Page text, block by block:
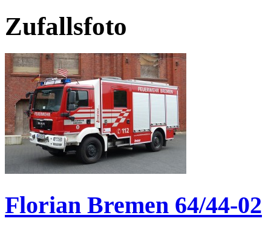
Zufallsfoto
Florian Bremen 64/44-02